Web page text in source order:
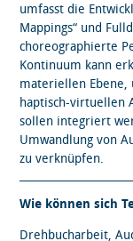
umfasst die
Mappings“ und
choreographierte
Kontinuum kann
materiellen Ebene,
haptisch-virtuellen
sollen integriert
Umwandlung von
zu verknüpfen.
Wie können sich
Drehbucharbeit,